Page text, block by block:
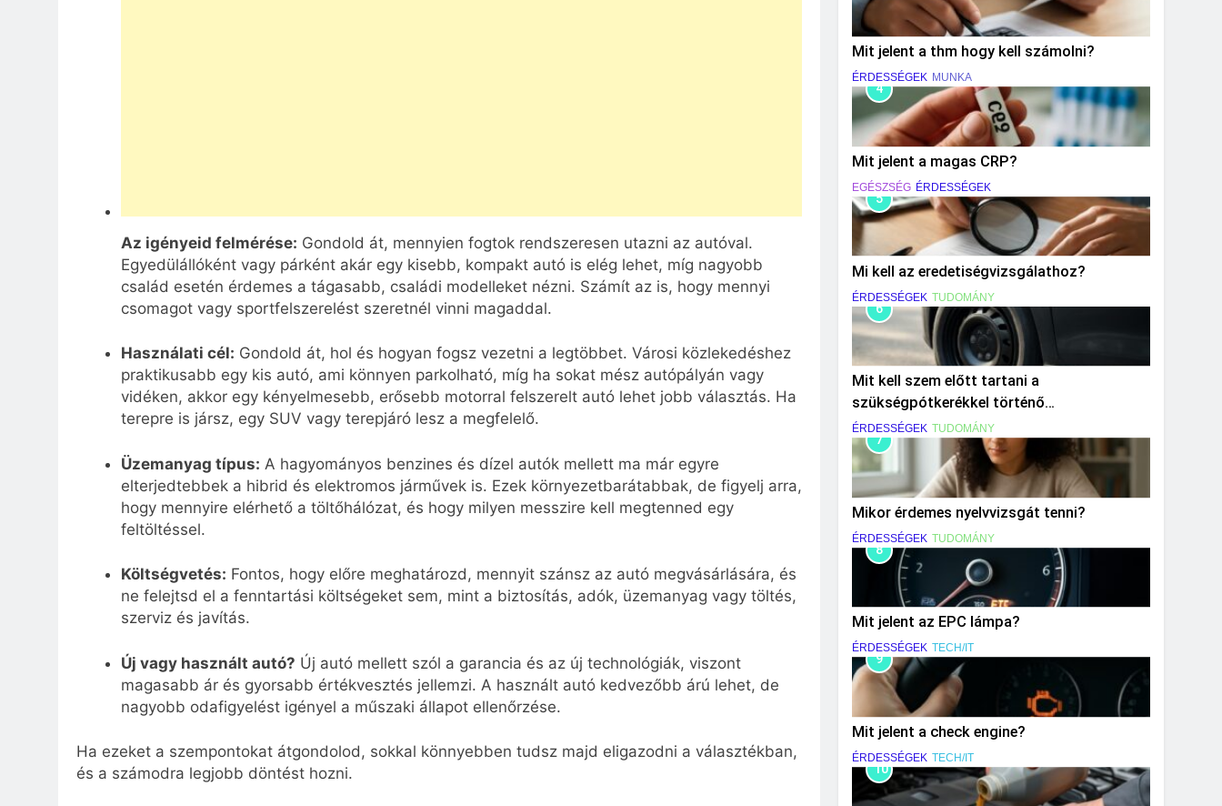
Az igényeid felmérése: Gondold át, mennyien fogtok rendszeresen utazni az autóval.
Egyedülállóként vagy párként akár egy kisebb, kompakt autó is elég lehet, míg nagyobb
család esetén érdemes a tágasabb, családi modelleket nézni. Számít az is, hogy mennyi
csomagot vagy sportfelszerelést szeretnél vinni magaddal.
Használati cél: Gondold át, hol és hogyan fogsz vezetni a legtöbbet. Városi közlekedéshez
praktikusabb egy kis autó, ami könnyen parkolható, míg ha sokat mész autópályán vagy
vidéken, akkor egy kényelmesebb, erősebb motorral felszerelt autó lehet jobb választás. Ha
terepre is jársz, egy SUV vagy terepjáró lesz a megfelelő.
Üzemanyag típus: A hagyományos benzines és dízel autók mellett ma már egyre
elterjedtebbek a hibrid és elektromos járművek is. Ezek környezetbarátabbak, de figyelj arra,
hogy mennyire elérhető a töltőhálózat, és hogy milyen messzire kell megtenned egy
feltöltéssel.
Költségvetés: Fontos, hogy előre meghatározd, mennyit szánsz az autó megvásárlására, és
ne felejtsd el a fenntartási költségeket sem, mint a biztosítás, adók, üzemanyag vagy töltés,
szerviz és javítás.
Új vagy használt autó? Új autó mellett szól a garancia és az új technológiák, viszont
magasabb ár és gyorsabb értékvesztés jellemzi. A használt autó kedvezőbb árú lehet, de
nagyobb odafigyelést igényel a műszaki állapot ellenőrzése.
Ha ezeket a szempontokat átgondolod, sokkal könnyebben tudsz majd eligazodni a választékban,
és a számodra legjobb döntést hozni.
Mit jelent a thm hogy kell számolni?
ÉRDESSÉGEK MUNKA
4
Mit jelent a magas CRP?
EGÉSZSÉG ÉRDESSÉGEK
5
Mi kell az eredetiségvizsgálathoz?
ÉRDESSÉGEK TUDOMÁNY
6
Mit kell szem előtt tartani a
szükségpótkerékkel történő
közlekedéskor?
ÉRDESSÉGEK TUDOMÁNY
7
Mikor érdemes nyelvvizsgát tenni?
ÉRDESSÉGEK TUDOMÁNY
8
Mit jelent az EPC lámpa?
ÉRDESSÉGEK TECH/IT
9
Mit jelent a check engine?
ÉRDESSÉGEK TECH/IT
10